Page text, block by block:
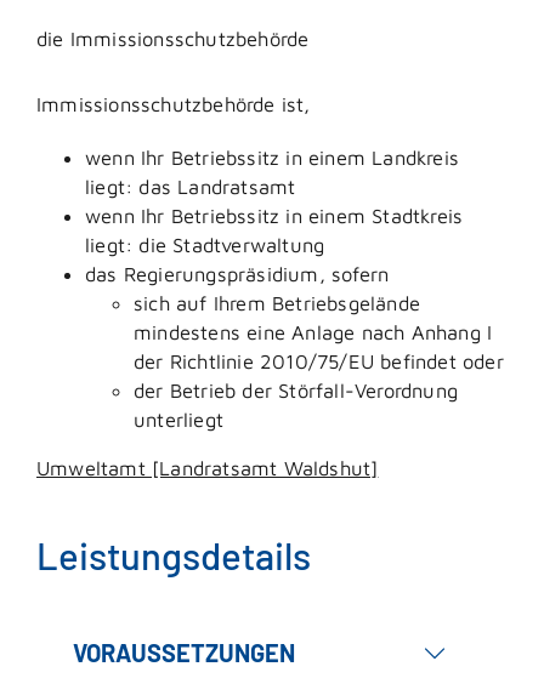
die Immissionsschutzbehörde
Immissionsschutzbehörde ist,
wenn Ihr Betriebssitz in einem Landkreis
liegt: das Landratsamt
wenn Ihr Betriebssitz in einem Stadtkreis
liegt: die Stadtverwaltung
das Regierungspräsidium, sofern
sich auf Ihrem Betriebsgelände
mindestens eine Anlage nach Anhang I
der Richtlinie 2010/75/EU befindet oder
der Betrieb der Störfall-Verordnung
unterliegt
Umweltamt [Landratsamt Waldshut]
Leistungsdetails
VORAUSSETZUNGEN